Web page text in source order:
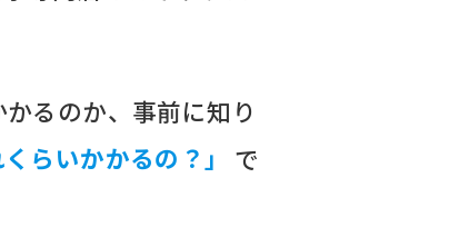
るのか、事前に知り
らいかかるの？」
で